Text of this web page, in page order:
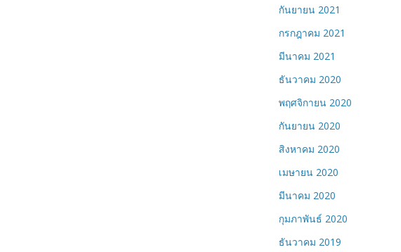
กันยายน 2021
กรกฎาคม 2021
มีนาคม 2021
ธันวาคม 2020
พฤศจิกายน 2020
กันยายน 2020
สิงหาคม 2020
เมษายน 2020
มีนาคม 2020
กุมภาพันธ์ 2020
ธันวาคม 2019